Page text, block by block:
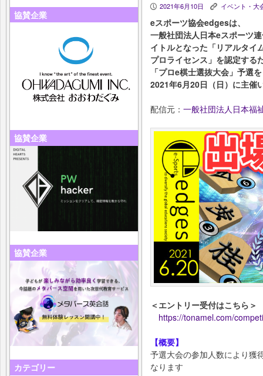
協賛企業
協賛企業
協賛企業
カテゴリー
P 2021年6月10日 K イベント・大
eスポーツ協会edgesは、
一般社団法人日本eスポーツ
イトルとなった「リアルタイ
プロライセンス」を認定する
「プロe棋士選抜大会」予選を
2021年6月20日（日）に主催
配信元： 一般社団法人日本福
＜エントリー受付はこちら＞
https://tonamel.com/
【概要】
予選大会の参加人数により獲
なります